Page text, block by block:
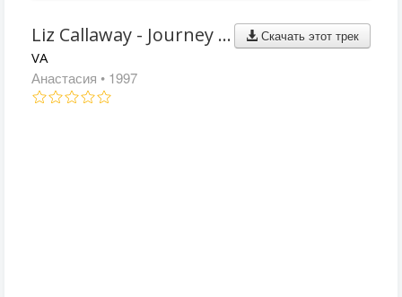
Скачать этот трек
Liz Callaway - Journey To The Past
VA
Анастасия • 1997